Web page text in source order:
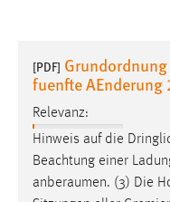
[PDF]
fuenfte AEnderung
Relevanz:
Hinweis auf die
Beachtung einer
anberaumen. (3) Die
Performance
Name:
staticfilecache
Zweck:
Für performante
gespeichert, ob